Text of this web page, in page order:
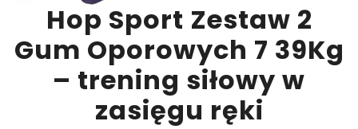
Hop Sport Zestaw 2
Gum Oporowych 7 39Kg
– trening siłowy w
zasięgu ręki